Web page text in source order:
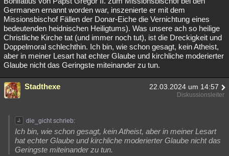
Germanen ernannt worden war, inszenierte er mit dem
Missionsbischof Fällen der Donar-Eiche die Vernichtung eines
bedeutenden heidnischen Heiligtums). Was unsere ach so heilige
Christliche Kirche tat (und immer noch tut), ist die Dreckigkeit und
Doppelmoral schlechthin. Ich bin, wie schon gesagt, kein Atheist,
aber in meiner Lesart hat echter Glaube und kirchliche moderierter
Glaube nicht das Geringste miteinander zu tun.
Stadthexe 22.03.2024 um 14:57
Diskussionsleiter
die_gicht schrieb:
Ich bin, wie schon gesagt, kein Atheist, aber in meiner Lesart
hat echter Glaube und kirchliche moderierter Glaube nicht das
Geringste miteinander zu tun.